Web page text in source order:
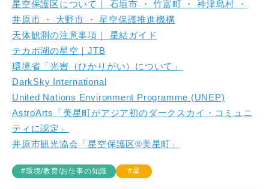
星空保護区について｜ 石垣市 ・ 竹富町 ・ 神津島村 ・
井原市 ・ 大野市 ・ 星空保護推進機構
天体観測の注意事項｜ 星結ガイド
テカポ湖の星空｜JTB
環境省「光害（ひかりがい）について」
DarkSky International
United Nations Environment Programme (UNEP)
AstroArts「美星町がアジア初のダークスカイ・コミュニ
ティに認定」
井原市観光協会「星空保護区®美星町」
#環境/教育/お仕事の知識 #星